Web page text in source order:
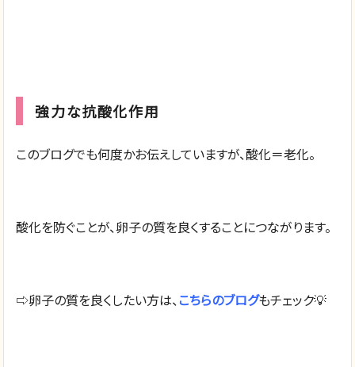
強力な抗酸化作用
このブログでも何度かお伝えしていますが、酸化＝老化。
酸化を防ぐことが、卵子の質を良くすることにつながります。
⇨卵子の質を良くしたい方は、こちらのブログもチェック💡